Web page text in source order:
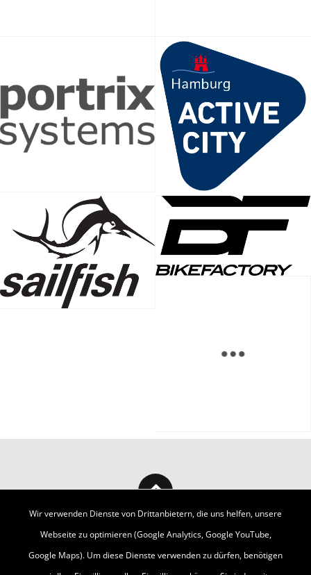
Wir verwenden Dienste von Drittanbietern, die uns helfen, unsere
Webseite zu optimieren (Google Analytics, Google YouTube,
Google Maps). Um diese Dienste verwenden zu dürfen, benötigen